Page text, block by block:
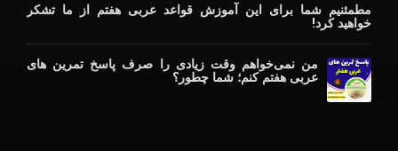
مطمئنیم شما برای این آموزش قواعد عربی هفتم از ما تشکر
خواهید کرد!
من نمی‌خواهم وقت زیادی را صرف پاسخ تمرین های
عربی هفتم کنم؛ شما چطور؟